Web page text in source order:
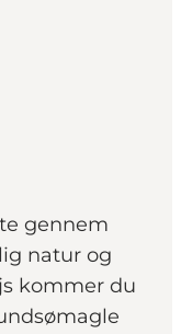
gennem
natur og
kommer du